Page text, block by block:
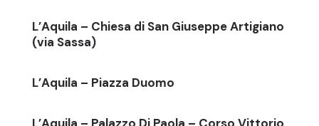
L’Aquila – Chiesa di San Giuseppe Artigiano
(via Sassa)
L’Aquila – Piazza Duomo